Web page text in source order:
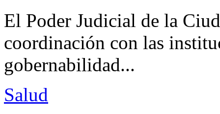
El Poder Judicial de la
coordinación con las
gobernabilidad...
Salud